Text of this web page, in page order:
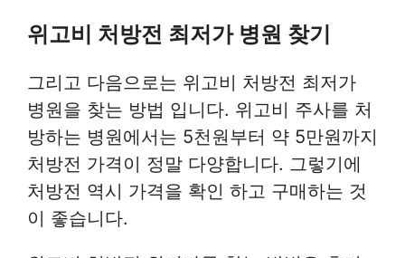
위고비 처방전 최저가 병원 찾기
그리고 다음으로는 위고비 처방전 최저가
병원을 찾는 방법 입니다. 위고비 주사를 처
방하는 병원에서는 5천원부터 약 5만원까지
처방전 가격이 정말 다양합니다. 그렇기에
처방전 역시 가격을 확인 하고 구매하는 것
이 좋습니다.